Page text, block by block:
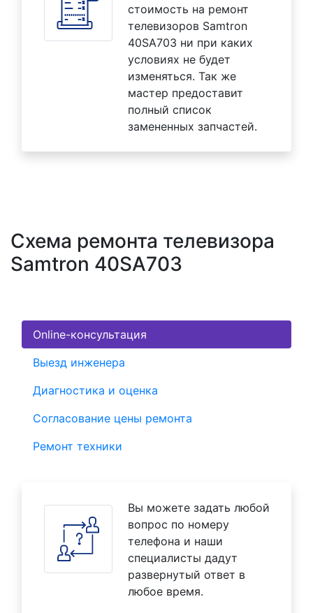
стоимость на ремонт
телевизоров Samtron
40SA703 ни при каких
условиях не будет
изменяться. Так же
мастер предоставит
полный список
замененных запчастей.
Схема ремонта телевизора
Samtron 40SA703
Online-консультация
Выезд инженера
Диагностика и оценка
Согласование цены ремонта
Ремонт техники
Вы можете задать любой
вопрос по номеру
телефона и наши
специалисты дадут
развернутый ответ в
любое время.